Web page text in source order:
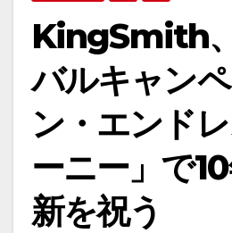
KingSmith
バルキャン
ン・エンド
ーニー」で
新を祝う